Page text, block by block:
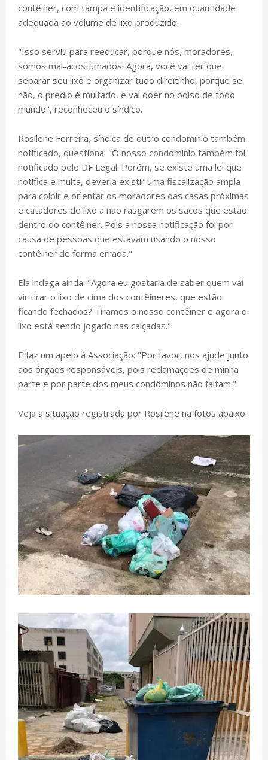
contêiner, com tampa e identificação, em quantidade
adequada ao volume de lixo produzido.
"Isso serviu para reeducar, porque nós, moradores,
somos mal-acostumados. Agora, você vai ter que
separar seu lixo e organizar tudo direitinho, porque se
não, o prédio é multado, e vai doer no bolso de todo
mundo", reconheceu o síndico.
Rosilene Ferreira, síndica de outro condomínio também
notificado, questiona: "O nosso condomínio também foi
notificado pelo DF Legal. Porém, se existe uma lei que
notifica e multa, deveria existir uma fiscalização ampla
para coibir e orientar os moradores das casas próximas
e catadores de lixo a não rasgarem os sacos que estão
dentro do contêiner. Pois a nossa notificação foi por
causa de pessoas que estavam usando o nosso
contêiner de forma errada."
Ela indaga ainda: "Agora eu gostaria de saber quem vai
vir tirar o lixo de cima dos contêineres, que estão
ficando fechados? Tiramos o nosso contêiner e agora o
lixo está sendo jogado nas calçadas."
E faz um apelo à Associação: "Por favor, nos ajude junto
aos órgãos responsáveis, pois reclamações de minha
parte e por parte dos meus condôminos não faltam."
Veja a situação registrada por Rosilene na fotos abaixo: